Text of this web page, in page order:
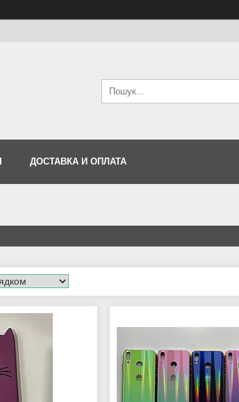
ДОСТАВКА И ОПЛАТА